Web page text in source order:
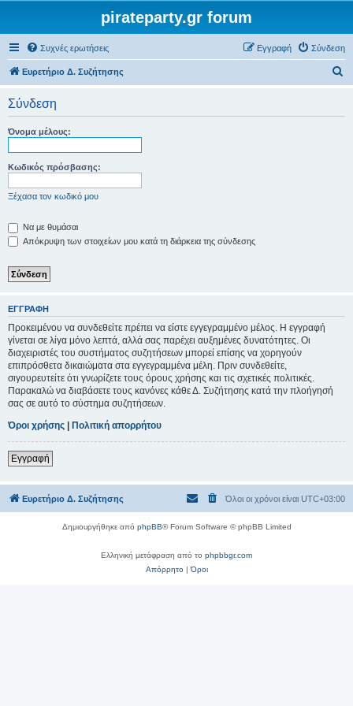
pirateparty.gr forum
Συχνές ερωτήσεις Σύνδεση
Εγγραφή
Ευρετήριο Δ. Συζήτησης
Σύνδεση
Όνομα μέλους:
Κωδικός πρόσβασης:
Ξέχασα τον κωδικό μου
Να με θυμάσαι
Απόκρυψη των στοιχείων μου κατά τη διάρκεια της σύνδεσης
ΕΓΓΡΑΦΉ
Προκειμένου να συνδεθείτε πρέπει να είστε εγγεγραμμένο μέλος. Η εγγραφή
γίνεται σε λίγα μόνο λεπτά, αλλά σας παρέχει αυξημένες δυνατότητες. Οι
διαχειριστές του συστήματος συζητήσεων μπορεί επίσης να χορηγούν
επιπρόσθετα δικαιώματα στα εγγεγραμμένα μέλη. Πριν συνδεθείτε,
σιγουρευτείτε ότι γνωρίζετε τους όρους χρήσης και τις σχετικές πολιτικές.
Παρακαλώ να διαβάσετε τους κανόνες κάθε Δ. Συζήτησης κατά την πλοήγησή
σας σε αυτό το σύστημα συζητήσεων.
Όροι χρήσης | Πολιτική απορρήτου
Εγγραφή
Ευρετήριο Δ. Συζήτησης Όλοι οι χρόνοι είναι UTC+03:00
Δημιουργήθηκε από phpBB® Forum Software © phpBB Limited
Ελληνική μετάφραση από το phpbbgr.com
Απόρρητο|Όροι